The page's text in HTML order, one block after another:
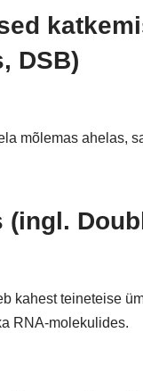
DSB)
mõlemas ahelas,
kahest teineteise
RNA-molekulides.